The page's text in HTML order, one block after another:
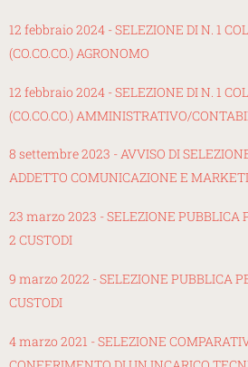
12 febbraio 2024 - SELEZIONE DI N. 1
(CO.CO.CO.) AGRONOMO
12 febbraio 2024 - SELEZIONE DI N. 1
(CO.CO.CO.) AMMINISTRATIVO/
8 settembre 2023 - AVVISO DI
ADDETTO COMUNICAZIONE E
23 marzo 2023 - SELEZIONE PUBBLICA
2 CUSTODI
9 marzo 2022 - SELEZIONE PUBBLICA
CUSTODI
4 marzo 2021 - SELEZIONE